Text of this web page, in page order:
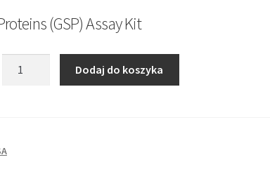
(GSP) Assay Kit
Serum
Dodaj do koszyka